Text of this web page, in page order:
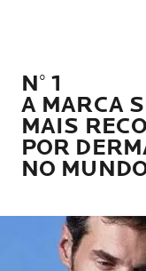
N° 1
A MARCA
MAIS
POR
NO